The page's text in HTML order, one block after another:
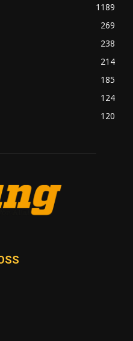
1189
269
238
214
185
124
120